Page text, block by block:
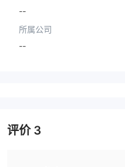
--
所属公司
--
评价3